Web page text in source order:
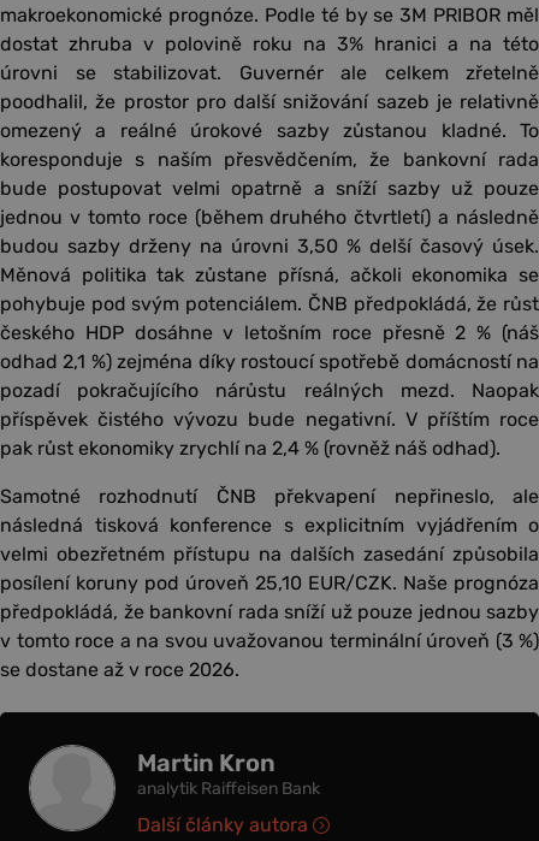
makroekonomické prognóze. Podle té by se 3M PRIBOR měl
dostat zhruba v polovině roku na 3% hranici a na této
úrovni se stabilizovat. Guvernér ale celkem zřetelně
poodhalil, že prostor pro další snižování sazeb je relativně
omezený a reálné úrokové sazby zůstanou kladné. To
koresponduje s naším přesvědčením, že bankovní rada
bude postupovat velmi opatrně a sníží sazby už pouze
jednou v tomto roce (během druhého čtvrtletí) a následně
budou sazby drženy na úrovni 3,50 % delší časový úsek.
Měnová politika tak zůstane přísná, ačkoli ekonomika se
pohybuje pod svým potenciálem. ČNB předpokládá, že růst
českého HDP dosáhne v letošním roce přesně 2 % (náš
odhad 2,1 %) zejména díky rostoucí spotřebě domácností na
pozadí pokračujícího nárůstu reálných mezd. Naopak
příspěvek čistého vývozu bude negativní. V příštím roce
pak růst ekonomiky zrychlí na 2,4 % (rovněž náš odhad).
Samotné rozhodnutí ČNB překvapení nepřineslo, ale
následná tisková konference s explicitním vyjádřením o
velmi obezřetném přístupu na dalších zasedání způsobila
posílení koruny pod úroveň 25,10 EUR/CZK. Naše prognóza
předpokládá, že bankovní rada sníží už pouze jednou sazby
v tomto roce a na svou uvažovanou terminální úroveň (3 %)
se dostane až v roce 2026.
Martin Kron
analytik Raiffeisen Bank
Další články autora